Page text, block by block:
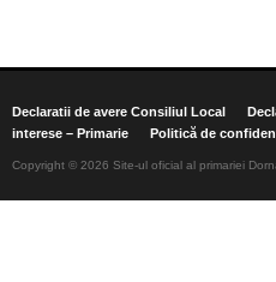
Declaratii de avere Consiliul Local
interese – Primarie
Politică de
Copyright © 2026 Site-ul oficial al primariei